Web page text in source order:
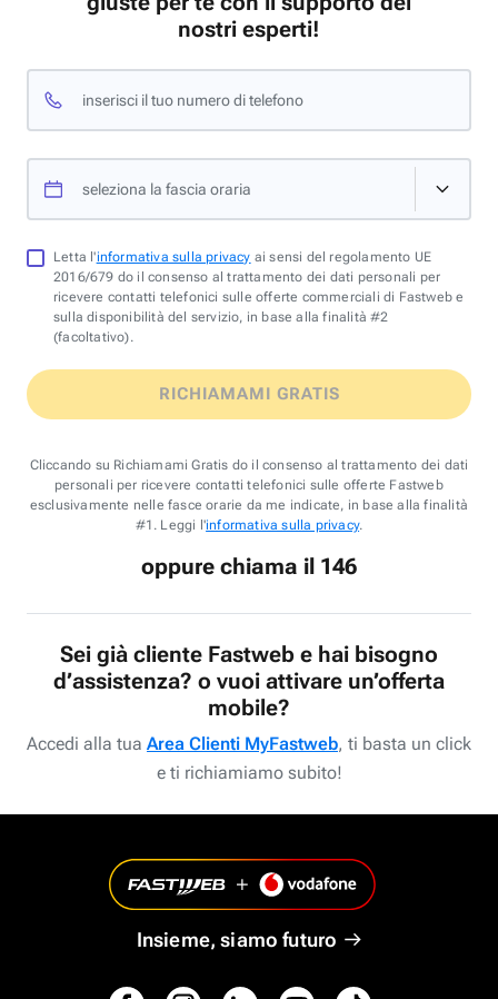
nostri esperti!
inserisci il tuo numero di telefono
seleziona la fascia oraria
Letta l'informativa sulla privacy ai sensi del regolamento UE
2016/679 do il consenso al trattamento dei dati personali per
ricevere contatti telefonici sulle offerte commerciali di Fastweb e
sulla disponibilità del servizio, in base alla finalità #2
(facoltativo).
RICHIAMAMI GRATIS
Cliccando su Richiamami Gratis do il consenso al trattamento dei dati
personali per ricevere contatti telefonici sulle offerte Fastweb
esclusivamente nelle fasce orarie da me indicate, in base alla finalità
#1. Leggi l'informativa sulla privacy.
oppure chiama il 146
Sei già cliente Fastweb e hai bisogno
d’assistenza? o vuoi attivare un’offerta
mobile?
Accedi alla tua Area Clienti MyFastweb, ti basta un click
e ti richiamiamo subito!
Insieme, siamo futuro